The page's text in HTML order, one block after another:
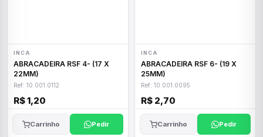
INCA
ABRACADEIRA RSF 4- (17 X
22MM)
Ref: 10.001.0112
R$ 1,20
Carrinho Pedir
INCA
ABRACADEIRA RSF 6- (19 X
25MM)
Ref: 10.001.0095
R$ 2,70
Carrinho Pedir